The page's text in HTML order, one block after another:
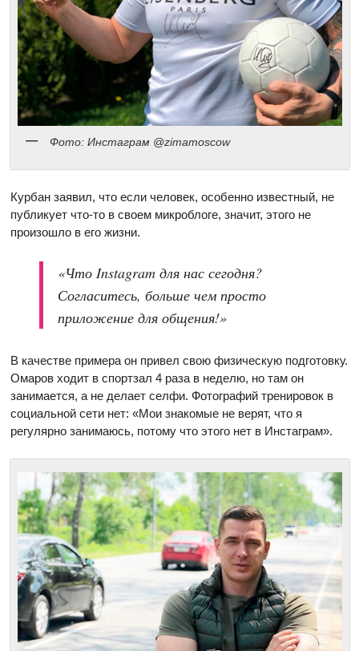
Фото: Инстаграм @zimamoscow
Курбан заявил, что если человек, особенно известный, не
публикует что-то в своем микроблоге, значит, этого не
произошло в его жизни.
«Что Instagram для нас сегодня?
Согласитесь, больше чем просто
приложение для общения!»
В качестве примера он привел свою физическую подготовку.
Омаров ходит в спортзал 4 раза в неделю, но там он
занимается, а не делает селфи. Фотографий тренировок в
социальной сети нет: «Мои знакомые не верят, что я
регулярно занимаюсь, потому что этого нет в Инстаграм».